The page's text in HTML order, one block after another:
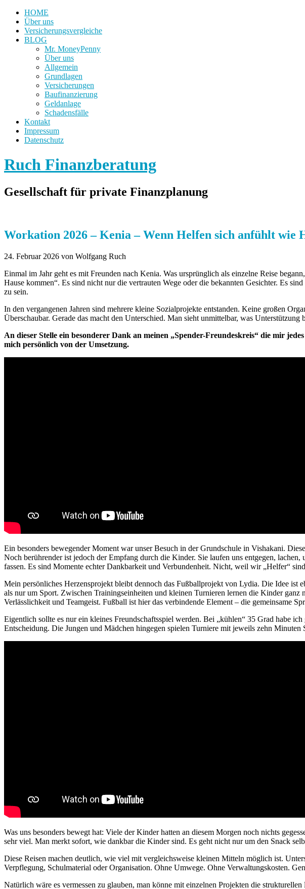
HOME
Über uns
Versicherungsvergleiche
BLOG
Mr. MoneyPenny
Über uns
Allgemein
Grundlagen
Versicherungen
Baufinanzierung
Geldanlage
Schadensfälle
Kontakt
Impressum
Datenschutz
Ruch Finanzberatung
Gesellschaft für private Finanzplanung
Workation 2026 – Kenia – Wenn Helfen sich anfühlt wie
24. Februar 2026 von Wolfgang Ruch
Einmal im Jahr geht es mit Freunden nach Kenia. Was ursprünglich als einzelne Reise
Hause kommen“. Es sind nicht nur die vertrauten Wege oder die bekannten Gesichter. Es
zu sein.
In den vergangenen Jahren sind mehrere kleine Sozialprojekte entstanden. Keine großen
Überschaubar. Gerade das macht den Unterschied. Man sieht unmittelbar, was
An dieser Stelle ein besonderer Dank an meinen „Spender-Freundeskreis“ die mir
mich persönlich von der Umsetzung.
Ein besonders bewegender Moment war unser Besuch in der Grundschule in Vishakani.
Noch berührender ist jedoch der Empfang durch die Kinder. Sie laufen uns entgegen,
fassen. Es sind Momente echter Dankbarkeit und Verbundenheit. Nicht, weil wir „Helfer“
Mein persönliches Herzensprojekt bleibt dennoch das Fußballprojekt von Lydia. Die Idee
als nur um Sport. Zwischen Trainingseinheiten und kleinen Turnieren lernen die Kinder
Verlässlichkeit und Teamgeist. Fußball ist hier das verbindende Element – die gemeinsame
Eigentlich sollte es nur ein kleines Freundschaftsspiel werden. Bei „kühlen“ 35 Grad habe
Entscheidung. Die Jungen und Mädchen hingegen spielen Turniere mit jeweils zehn
Was uns besonders bewegt hat: Viele der Kinder hatten an diesem Morgen noch nichts
sehr viel. Man merkt sofort, wie dankbar die Kinder sind. Es geht nicht nur um den Snack
Diese Reisen machen deutlich, wie viel mit vergleichsweise kleinen Mitteln möglich ist.
Verpflegung, Schulmaterial oder Organisation. Ohne Umwege. Ohne Verwaltungskosten.
Natürlich wäre es vermessen zu glauben, man könne mit einzelnen Projekten die